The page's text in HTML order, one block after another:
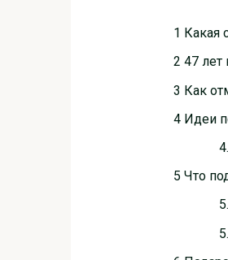
1 Какая
2 47
3 Как
4 Идеи
5 Что